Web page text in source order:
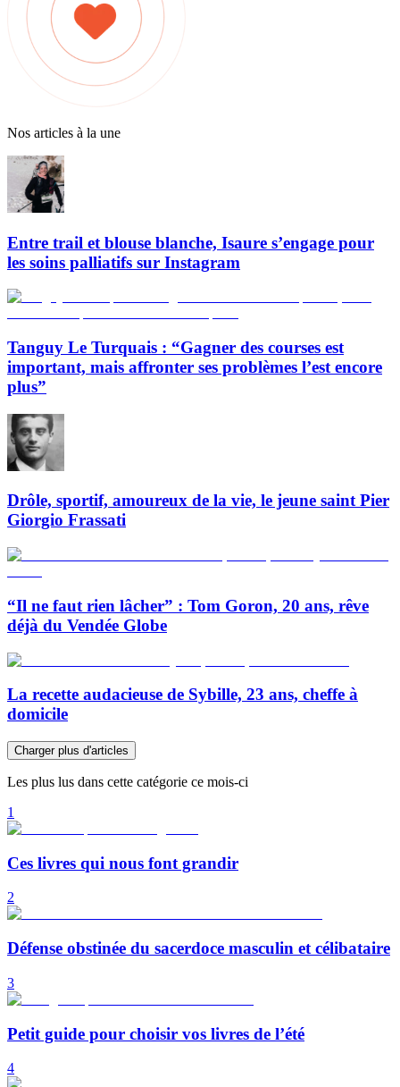
Nos articles à la une
Entre trail et blouse blanche, Isaure s’engage pour
les soins palliatifs sur Instagram
Tanguy Le Turquais : “Gagner des courses est
important, mais affronter ses problèmes l’est encore
plus”
Drôle, sportif, amoureux de la vie, le jeune saint Pier
Giorgio Frassati
“Il ne faut rien lâcher” : Tom Goron, 20 ans, rêve
déjà du Vendée Globe
La recette audacieuse de Sybille, 23 ans, cheffe à
domicile
Charger plus d'articles
Les plus lus dans cette catégorie ce mois-ci
1
Ces livres qui nous font grandir
2
Défense obstinée du sacerdoce masculin et célibataire
3
Petit guide pour choisir vos livres de l’été
4